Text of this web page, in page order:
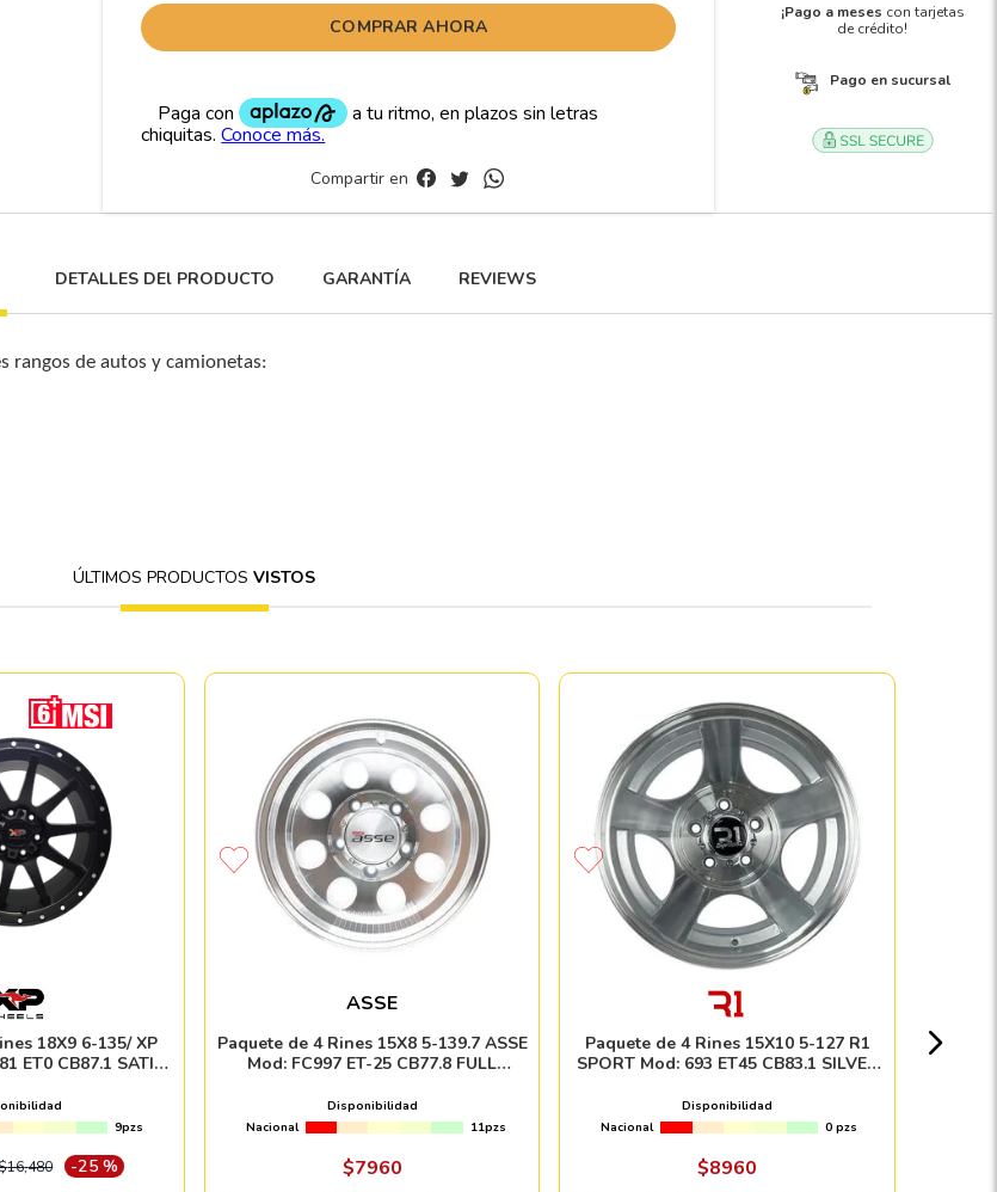
COMPRAR AHORA
Compartir en
¡Pago a meses con tarjetas
de crédito!
Pago en sucursal
DETALLES DEl PRODUCTO GARANTÍA REVIEWS
rangos de autos y camionetas:
ÚLTIMOS PRODUCTOSVISTOS
18X9 6-135/ XP
ET0 CB87.1 SATIN
9pzs
16,480 -25 %
ASSE
Paquete de 4 Rines 15X8 5-139.7 ASSE
Mod: FC997 ET-25 CB77.8 FULL
Disponibilidad
Nacional
11pzs
$7960
Paquete de 4 Rines 15X10 5-127 R1
SPORT Mod: 693 ET45 CB83.1 SILVER
Disponibilidad
Nacional
0 pzs
$8960